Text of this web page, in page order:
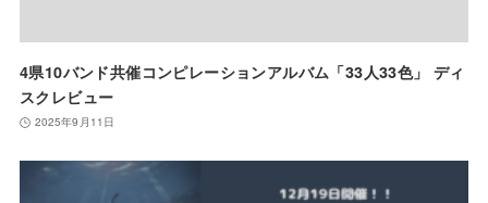
4県10バンド共催コンピレーションアルバム「33人33色」 ディ
スクレビュー
2025年9月11日